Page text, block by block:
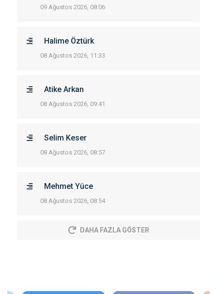
09 Ağustos 2026, 08:06
Halime Öztürk
08 Ağustos 2026, 11:33
Atike Arkan
08 Ağustos 2026, 09:41
Selim Keser
08 Ağustos 2026, 08:57
Mehmet Yüce
08 Ağustos 2026, 08:54
DAHA FAZLA GÖSTER